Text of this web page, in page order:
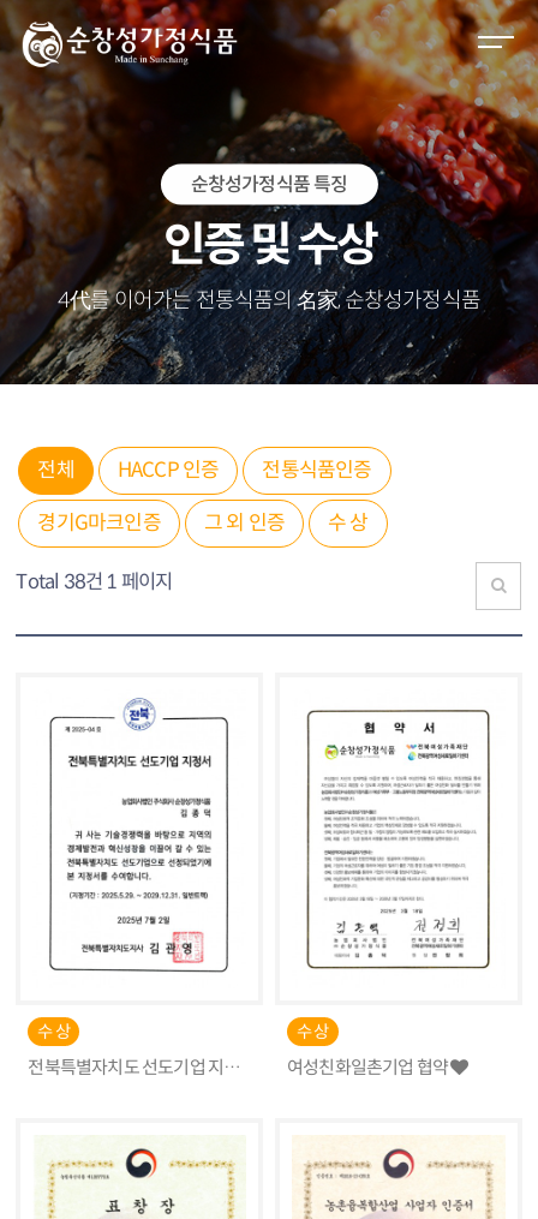
M
e
n
u
O
p
e
n
순창성가정식품 특징
인증 및 수상
4代를 이어가는 전통식품의 名家, 순창성가정식품
전체 HACCP 인증 전통식품인증
경기G마크인증 그 외 인증 수 상
Total 38건 1 페이지
수 상
전북특별자치도 선도기업 지정
수 상
여성친화일촌기업 협약